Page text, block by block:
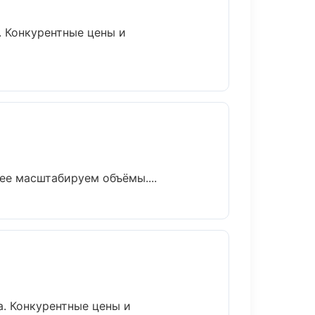
Конкурентные цены и
масштабируем объёмы....
Конкурентные цены и